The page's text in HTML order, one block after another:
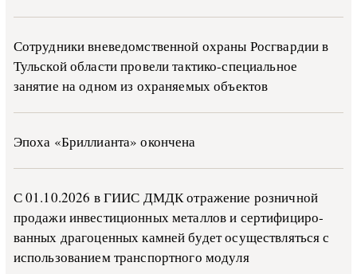
Сотрудники вневедомственной охраны Росгвардии в
Тульской области провели тактико-специальное
занятие на одном из охраняемых объектов
Эпоха «Бриллианта» окончена
С 01.10.2026 в ГИИС ДМДК от­ра­же­ние роз­ни­ч­ной
про­да­жи ин­ве­сти­ци­он­ных ме­тал­лов и сер­ти­фи­ци­ро­
ван­ных дра­го­цен­ных ка­м­ней бу­дет осу­ще­ств­лять­ся с
ис­поль­зо­ва­ни­ем тран­с­пор­т­но­го мо­ду­ля